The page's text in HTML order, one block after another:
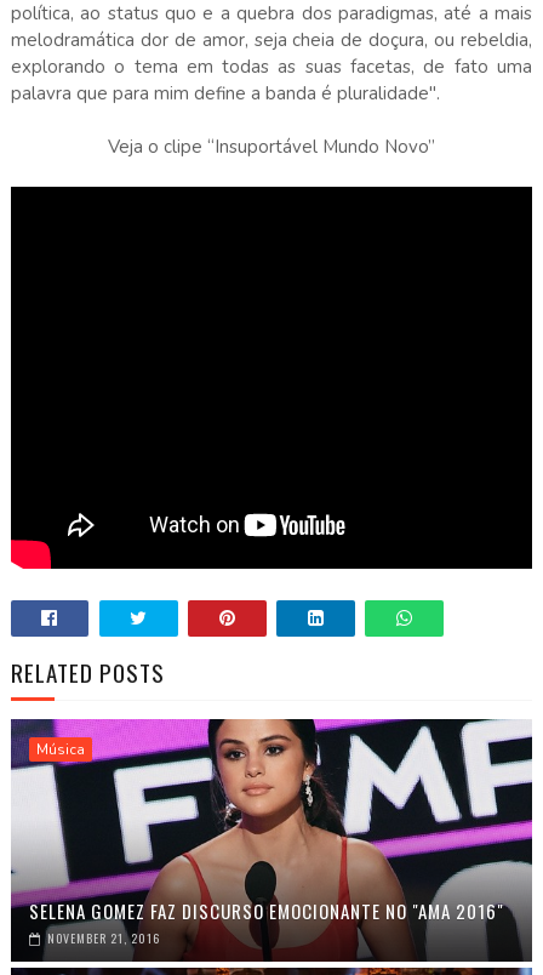
política, ao status quo e a quebra dos paradigmas, até a mais
melodramática dor de amor, seja cheia de doçura, ou rebeldia,
explorando o tema em todas as suas facetas, de fato uma
palavra que para mim define a banda é pluralidade".
Veja o clipe “Insuportável Mundo Novo”
RELATED POSTS
Música
SELENA GOMEZ FAZ DISCURSO EMOCIONANTE NO "AMA 2016"
NOVEMBER 21, 2016